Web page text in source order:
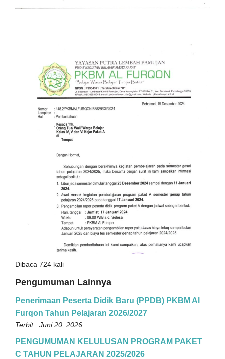
Dibaca 724 kali
Pengumuman Lainnya
Penerimaan Peserta Didik Baru (PPDB) PKBM Al
Furqon Tahun Pelajaran 2026/2027
Terbit : Juni 20, 2026
PENGUMUMAN KELULUSAN PROGRAM PAKET
C TAHUN PELAJARAN 2025/2026